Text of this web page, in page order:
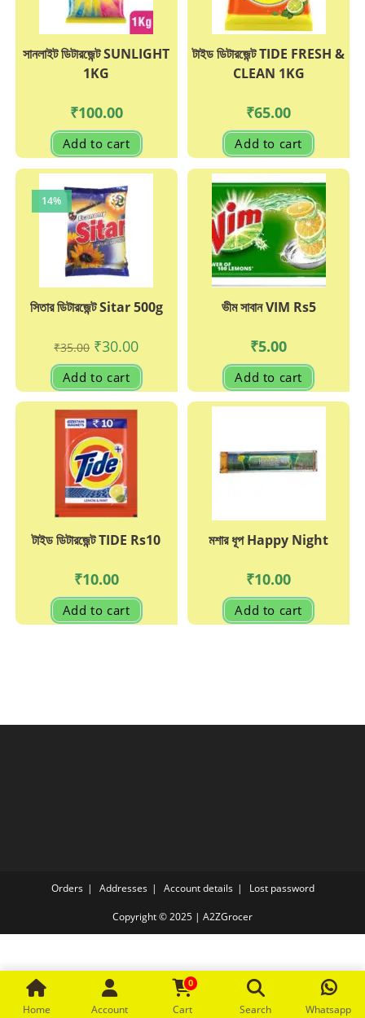
সানলাইট ডিটারজেন্ট SUNLIGHT
1KG
₹100.00
Add to cart
টাইড ডিটারজেন্ট TIDE FRESH &
CLEAN 1KG
₹65.00
Add to cart
14%
সিতার ডিটারজেন্ট Sitar 500g
₹35.00 Original
price
was:
₹35.00.
₹30.00Current
is:
₹30.00.
Add to cart
ভীম সাবান VIM Rs5
₹5.00
Add to cart
টাইড ডিটারজেন্ট TIDE Rs10
₹10.00
Add to cart
মশার ধূপ Happy Night
₹10.00
Add to cart
Orders Addresses Account details Lost password
Copyright © 2025 | A2ZGrocer
Home Account
0
Cart Search Whatsapp